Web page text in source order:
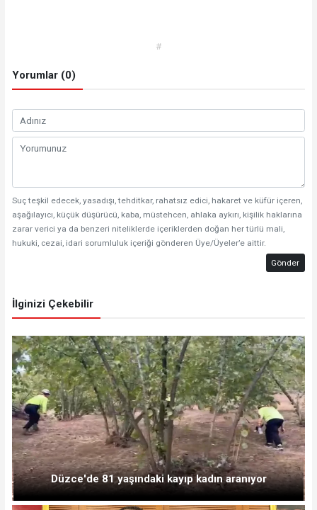
#
Yorumlar (0)
Suç teşkil edecek, yasadışı, tehditkar, rahatsız edici, hakaret ve küfür içeren,
aşağılayıcı, küçük düşürücü, kaba, müstehcen, ahlaka aykırı, kişilik haklarına
zarar verici ya da benzeri niteliklerde içeriklerden doğan her türlü mali,
hukuki, cezai, idari sorumluluk içeriği gönderen Üye/Üyeler’e aittir.
Gönder
İlginizi Çekebilir
Düzce'de 81 yaşındaki kayıp kadın aranıyor